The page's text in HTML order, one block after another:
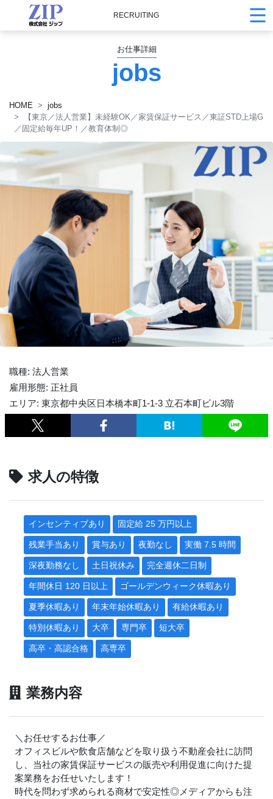
RECRUITING
お仕事詳細
jobs
HOME
jobs
【東京／法人営業】未経験OK／家賃保証サービス／東証STD上場G
／固定給毎年UP！／教育体制◎
職種: 法人営業
雇用形態: 正社員
エリア: 東京都中央区日本橋本町1-1-3 立石本町ビル3階
求人の特徴
インセンティブあり 固定給 25 万円以上
残業手当あり 賞与あり 夜勤なし 実働 7.5 時間
深夜勤務なし 土日祝休み 完全週休二日制
年間休日 120 日以上 ゴールデンウィーク休暇あり
夏季休暇あり 年末年始休暇あり 有給休暇あり
特別休暇あり 大卒 専門卒 短大卒
高卒・高認合格 高専卒
業務内容
＼お任せするお仕事／
オフィスビルや飲食店舗などを取り扱う不動産会社に訪問
し、当社の家賃保証サービスの販売や利用促進に向けた提
案業務をお任せいたします！
時代を問わず求められる商材で安定性◎メディアからも注